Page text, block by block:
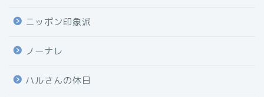
ニッポン印象派
ノーナレ
ハルさんの休日